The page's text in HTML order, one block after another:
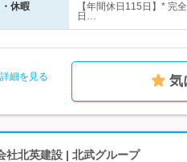
休暇
【年間休日115日】*
日…
細を見る 気
社北英建設 | 北武グループ